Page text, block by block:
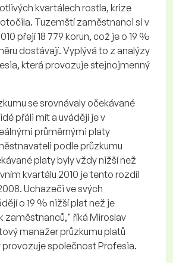
kvartálech rostla, krize
Tuzemští zaměstnanci si v
přejí 18 779 korun, což je o 19 %
dostávají. Vyplývá to z analýzy
která provozuje stejnojmenný
se srovnávaly očekávané
přáli mít a uvádějí je v
průměrnými platy
podle průzkumu
platy byly vždy nižší než
kvartálu 2010 je tento rozdíl
Uchazeči ve svých
o 19 % nižší plat než je
zaměstnanců," říká Miroslav
manažer průzkumu platů
provozuje společnost Profesia.